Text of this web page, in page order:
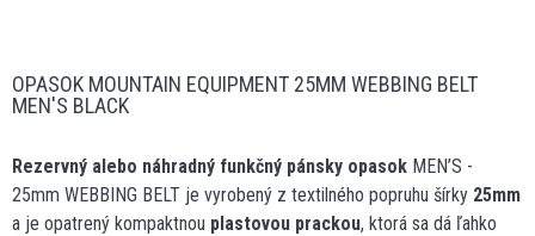
OPASOK MOUNTAIN EQUIPMENT 25MM WEBBING BELT
MEN'S BLACK
Rezervný alebo náhradný funkčný pánsky opasok MEN’S -
25mm WEBBING BELT je vyrobený z textilného popruhu šírky 25mm
a je opatrený kompaktnou plastovou prackou, ktorá sa dá ľahko